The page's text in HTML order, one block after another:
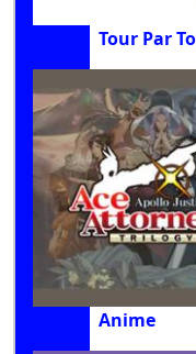
Tour Par
Anime